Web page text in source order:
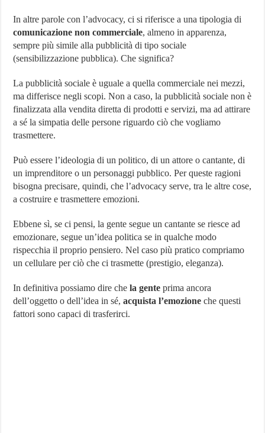
In altre parole con l’advocacy, ci si riferisce a una tipologia di
comunicazione non commerciale, almeno in apparenza,
sempre più simile alla pubblicità di tipo sociale
(sensibilizzazione pubblica). Che significa?
La pubblicità sociale è uguale a quella commerciale nei mezzi,
ma differisce negli scopi. Non a caso, la pubblicità sociale non è
finalizzata alla vendita diretta di prodotti e servizi, ma ad attirare
a sé la simpatia delle persone riguardo ciò che vogliamo
trasmettere.
Può essere l’ideologia di un politico, di un attore o cantante, di
un imprenditore o un personaggi pubblico. Per queste ragioni
bisogna precisare, quindi, che l’advocacy serve, tra le altre cose,
a costruire e trasmettere emozioni.
Ebbene sì, se ci pensi, la gente segue un cantante se riesce ad
emozionare, segue un’idea politica se in qualche modo
rispecchia il proprio pensiero. Nel caso più pratico compriamo
un cellulare per ciò che ci trasmette (prestigio, eleganza).
In definitiva possiamo dire chela gente prima ancora
dell’oggetto o dell’idea in sé,acquista l’emozione che questi
fattori sono capaci di trasferirci.